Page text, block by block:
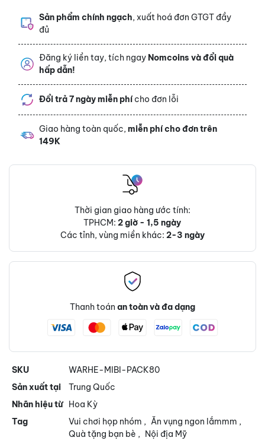
Sản phẩm chính ngạch, xuất hoá đơn GTGT đầy
đủ
Đăng ký liền tay, tích ngay Nomcoins và đổi quà
hấp dẫn!
Đổi trả 7 ngày miễn phícho đơn lỗi
Giao hàng toàn quốc,miễn phí cho đơn trên
149K
Thời gian giao hàng ước tính:
TPHCM:2 giờ - 1,5 ngày
Các tỉnh, vùng miền khác: 2-3 ngày
Thanh toán an toàn và đa dạng
SKU
WARHE-MIBI-PACK80
Sản xuất tại
Trung Quốc
Nhãn hiệu từ
Hoa Kỳ
Tag
Vui chơi họp nhóm , Ăn vụng ngon lắmmm ,
Quà tặng bạn bè , Nội địa Mỹ